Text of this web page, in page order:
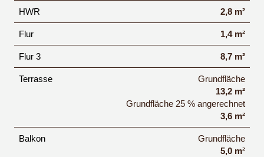
HWR 2,8 m²
Flur 1,4 m²
Flur 3 8,7 m²
Terrasse
Grundfläche
13,2 m²
Grundfläche 25 % angerechnet
3,6 m²
Balkon
Grundfläche
5,0 m²